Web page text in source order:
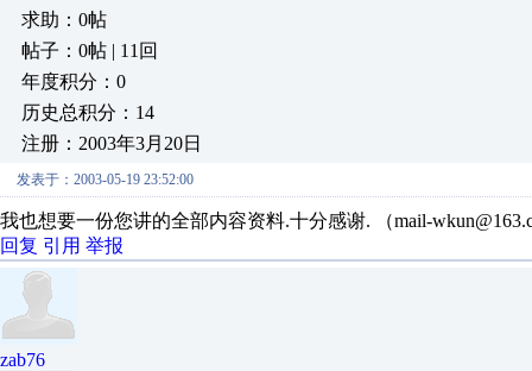
求助：0帖
帖子：0帖 | 11回
年度积分：0
历史总积分：14
注册：2003年3月20日
发表于：2003-05-19 23:52:00
我也想要一份您讲的全部内容资料.十分感谢. （mail-
回复 引用 举报
zab76